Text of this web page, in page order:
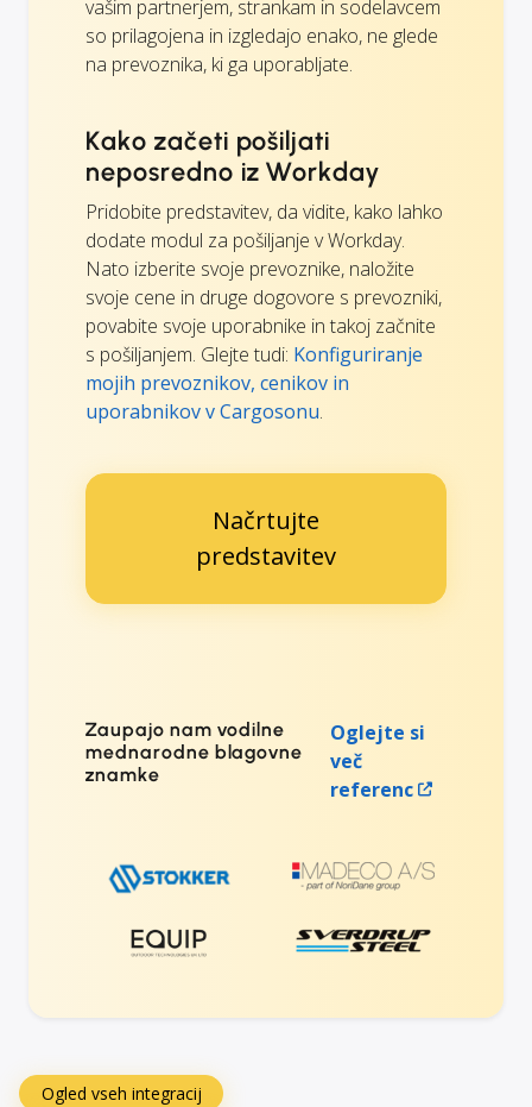
vašim partnerjem, strankam in sodelavcem
so prilagojena in izgledajo enako, ne glede
na prevoznika, ki ga uporabljate.
Kako začeti pošiljati
neposredno iz Workday
Pridobite predstavitev, da vidite, kako lahko
dodate modul za pošiljanje v Workday.
Nato izberite svoje prevoznike, naložite
svoje cene in druge dogovore s prevozniki,
povabite svoje uporabnike in takoj začnite
s pošiljanjem. Glejte tudi: Konfiguriranje
mojih prevoznikov, cenikov in
uporabnikov v Cargosonu.
Načrtujte
predstavitev
Zaupajo nam vodilne
mednarodne blagovne
znamke
Oglejte si
več
referenc
Ogled vseh integracij